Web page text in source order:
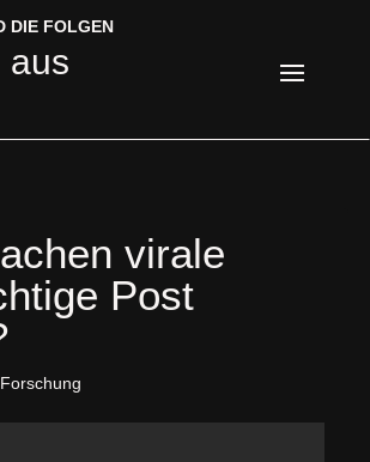
DIE FOLGEN
aus
DIE FOLGEN
aus
virale
Post
Forschung